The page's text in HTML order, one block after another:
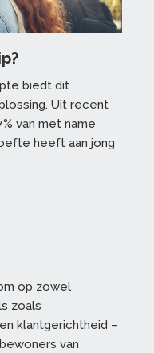
biedt dit
Uit recent
van met name
heeft aan jong
op zowel
zoals
klantgerichtheid –
van